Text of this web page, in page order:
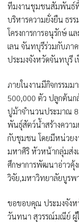
ทีมงานชุมชนสัมพันธ์
บริหารความยั่งยืน ธร
โครงการการอนุรักษ์
เลน จันทบุรีร่วมกับภา
ประมงจังหวัดจันทบุรี
ภายในงานมีกิจกรรม
500,000 ตัว ปลูกต้น
ปูม้าจำนวนประมาณ
พันธุ์สัตว์น้ำสร้างควา
กับชุมชน โดยมีหน่วยง
มหาศิริ หัวหน้ากลุ่มส่ง
ศึกษาการพัฒนาอ่าวคุ้ง
วิจัย,มหาวิทยาลัยบูรพ
ขอขอบคุณ ประมงจังห
วันทนา สุวรรณ์มณีย์